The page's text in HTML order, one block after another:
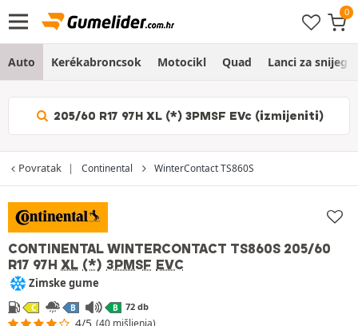
Auto Kerékabroncsok Motocikl Quad Lanci za snijeg
205/60 R17 97H XL (*) 3PMSF EVc (izmijeniti)
Povratak Continental WinterContact TS860S
CONTINENTAL WINTERCONTACT TS860S 205/60
R17 97H XL (*) 3PMSF EVC
Zimske gume
C B B 72 db